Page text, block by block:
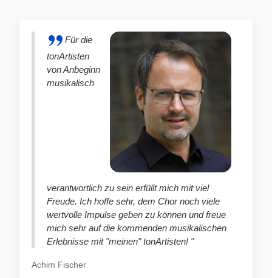
Für die
tonArtisten
von Anbeginn
musikalisch
verantwortlich zu sein erfüllt mich mit viel
Freude. Ich hoffe sehr, dem Chor noch viele
wertvolle Impulse geben zu können und freue
mich sehr auf die kommenden musikalischen
Erlebnisse mit "meinen" tonArtisten! "
Achim Fischer